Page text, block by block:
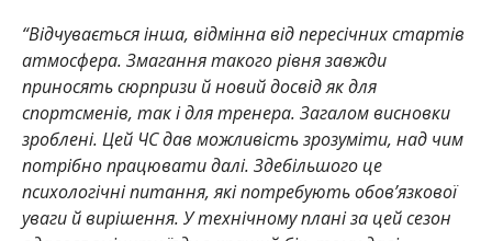
“Відчувається інша, відмінна від пересічних стартів
атмосфера. Змагання такого рівня завжди
приносять сюрпризи й новий досвід як для
спортсменів, так і для тренера. Загалом висновки
зроблені. Цей ЧС дав можливість зрозуміти, над чим
потрібно працювати далі. Здебільшого це
психологічні питання, які потребують обов’язкової
уваги й вирішення. У технічному плані за цей сезон